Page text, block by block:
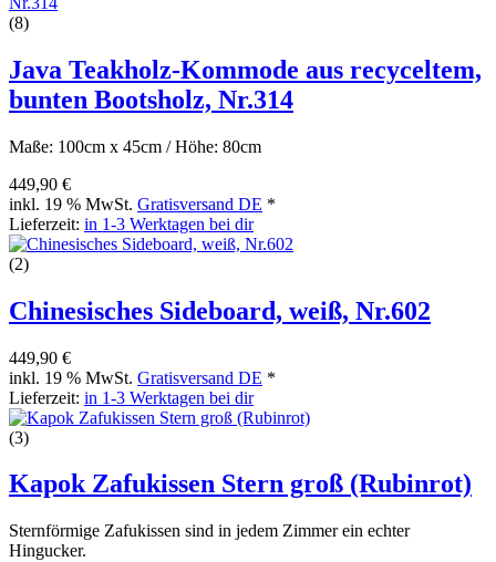
(8)
Java Teakholz-Kommode aus recyceltem,
bunten Bootsholz, Nr.314
Maße: 100cm x 45cm / Höhe: 80cm
449,90 €
inkl. 19 % MwSt. Gratisversand DE *
Lieferzeit: in 1-3 Werktagen bei dir
(2)
Chinesisches Sideboard, weiß, Nr.602
449,90 €
inkl. 19 % MwSt. Gratisversand DE *
Lieferzeit: in 1-3 Werktagen bei dir
(3)
Kapok Zafukissen Stern groß (Rubinrot)
Sternförmige Zafukissen sind in jedem Zimmer ein echter
Hingucker.